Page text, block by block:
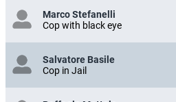
Marco Stefanelli
Cop with black eye
Salvatore Basile
Cop in Jail